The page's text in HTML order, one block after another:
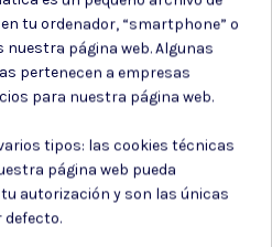
Anillas
tu ordenador, “smartphone” o
página web. Algunas
pertenecen a empresas
para nuestra página web.
tipos: las cookies técnicas
página web pueda
autorización y son las únicas
defecto.